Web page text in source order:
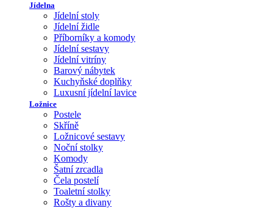
Jídelna
Jídelní stoly
Jídelní židle
Příborníky a komody
Jídelní sestavy
Jídelní vitríny
Barový nábytek
Kuchyňské doplňky
Luxusní jídelní lavice
Ložnice
Postele
Skříně
Ložnicové sestavy
Noční stolky
Komody
Šatní zrcadla
Čela postelí
Toaletní stolky
Rošty a divany